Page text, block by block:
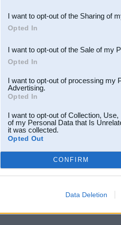
Downstream Participants
third parties.
I want to opt-out of the Sharing of
Opted In
I want to opt-out of the Sale of my
Opted In
I want to opt-out of processing my
Advertising.
Opted In
I want to opt-out of Collection,
of my Personal Data that Is
it was collected.
Opted Out
CONFIRM
Data Deletion